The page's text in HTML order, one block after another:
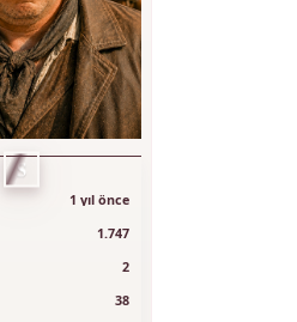
S
1 yıl önce
1.747
2
38